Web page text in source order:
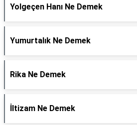
Yolgeçen Hanı Ne Demek
Yumurtalık Ne Demek
Rika Ne Demek
İltizam Ne Demek